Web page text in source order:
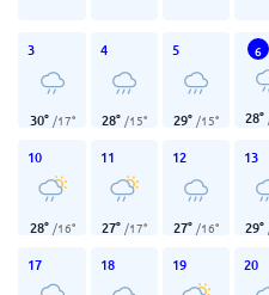
3
30° /17°
4
28° /15°
5
29° /15°
6
28°
10
28° /16°
11
27° /17°
12
27° /16°
13
29°
17 18 19 20